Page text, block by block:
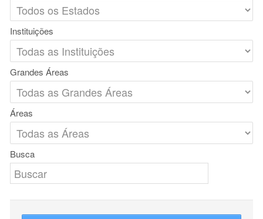
Instituições
Grandes Áreas
Áreas
Busca